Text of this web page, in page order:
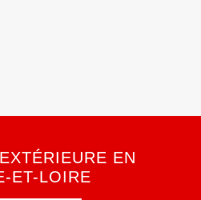
EN
ET-LOIRE